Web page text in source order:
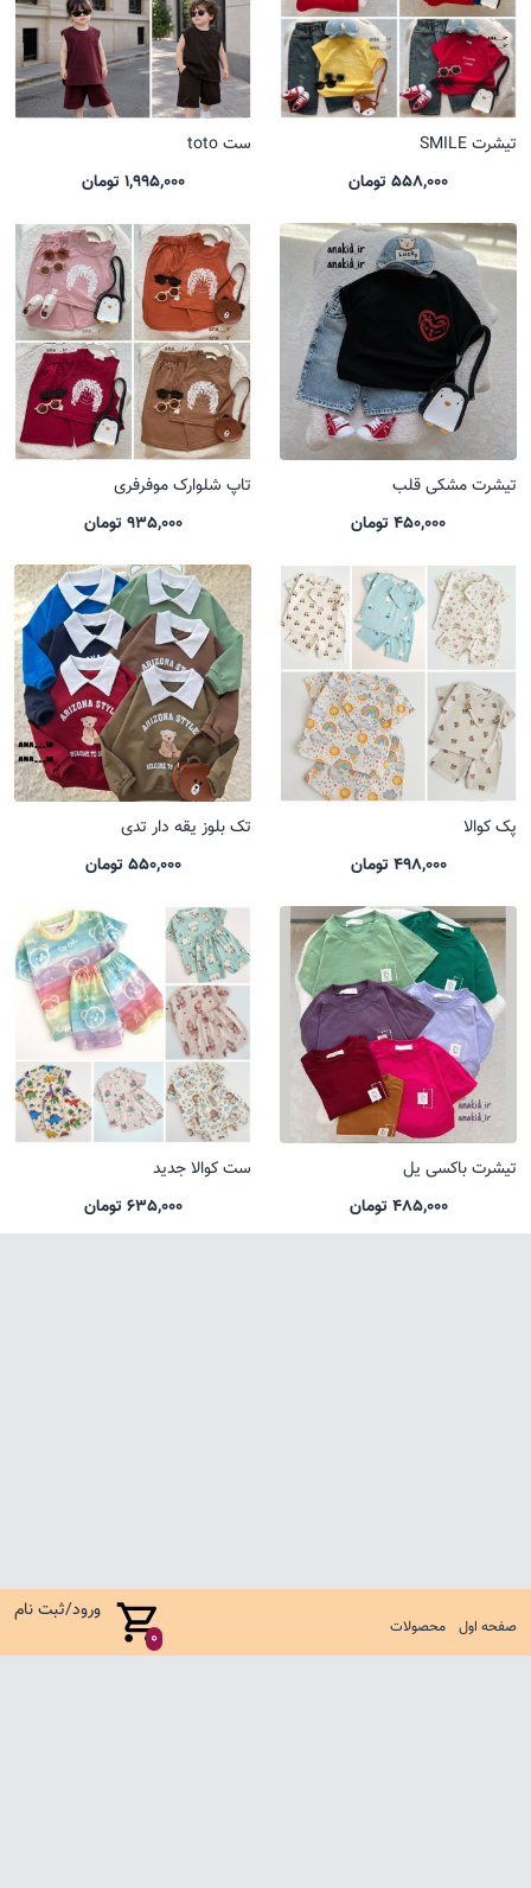
صفحه اول محصولات 0
ورود/ثبت نام
تیشرت SMILE
558,000 تومان
ست toto
1,995,000 تومان
تیشرت مشکی قلب
450,000 تومان
تاپ شلوارک موفرفری
935,000 تومان
پک کوالا
498,000 تومان
تک بلوز یقه دار تدی
550,000 تومان
تیشرت باکسی یل
485,000 تومان
ست کوالا جدید
635,000 تومان